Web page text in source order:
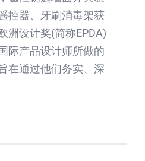
控器、牙刷消毒架获
洲设计奖(简称EPDA)
际产品设计师所做的
在通过他们务实、深